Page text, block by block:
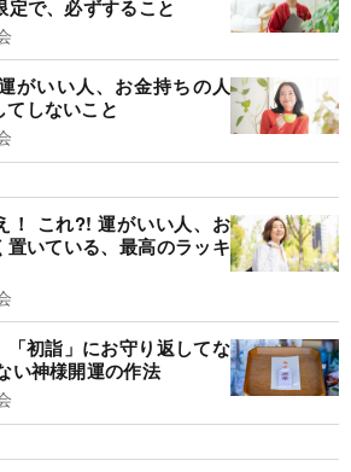
定で、必ずすること
がいい人、お金持ちの人
しないこと
！ これ?! 運がいい人、お
いている、最高のラッキ
「初詣」にお守り返してな
い神様開運の作法